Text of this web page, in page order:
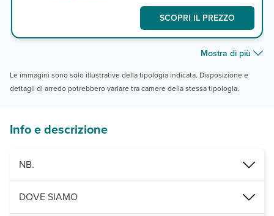
SCOPRI IL PREZZO
Mostra di più
Le immagini sono solo illustrative della tipologia indicata. Disposizione e
dettagli di arredo potrebbero variare tra camere della stessa tipologia.
Info e descrizione
NB.
green tax da pagare alla prenotazione per adulti e bambini. In
DOVE SIAMO